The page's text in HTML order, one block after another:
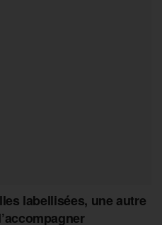
labellisées, une autre